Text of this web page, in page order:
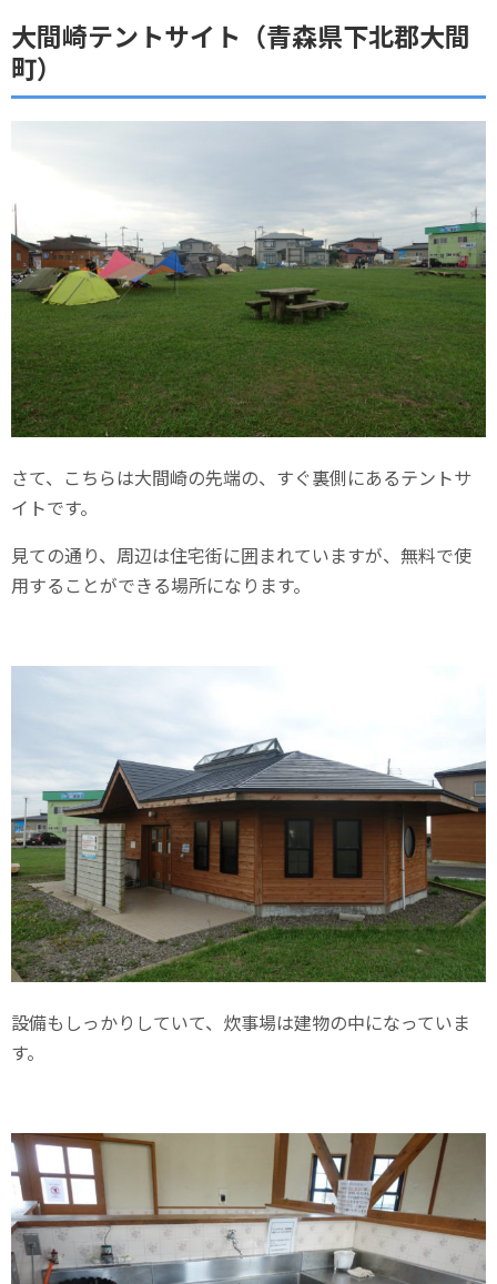
大間崎テントサイト（青森県下北郡大間
町）
さて、こちらは大間崎の先端の、すぐ裏側にあるテントサ
イトです。
見ての通り、周辺は住宅街に囲まれていますが、無料で使
用することができる場所になります。
設備もしっかりしていて、炊事場は建物の中になっていま
す。